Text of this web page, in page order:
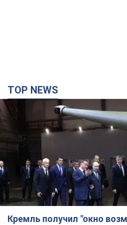
TOP NEWS
Кремль получил "окно